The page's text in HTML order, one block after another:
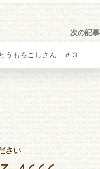
次の記事
うもろこしさん ＃３
さい